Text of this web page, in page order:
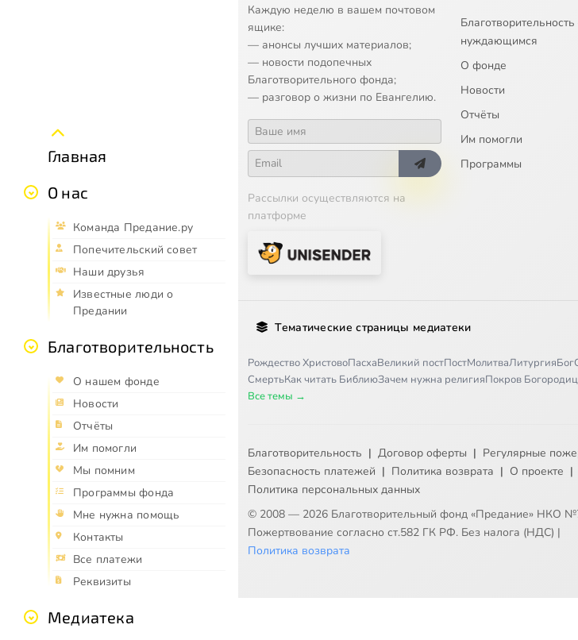
Главная
О нас
Команда Предание.ру
Попечительский совет
Наши друзья
Известные люди о
Предании
Благотворительность
О нашем фонде
Новости
Отчёты
Им помогли
Мы помним
Программы фонда
Мне нужна помощь
Контакты
Все платежи
Реквизиты
Медиатека
Каждую неделю в вашем почтовом
ящике:
— анонсы лучших материалов;
— новости подопечных
Благотворительного фонда;
— разговор о жизни по Евангелию.
Рассылки осуществляются на
платформе
нуждающимся
О фонде
Новости
Отчёты
Им помогли
Программы
Тематические страницы медиатеки
Рождество ХристовоПасхаВеликий постПостМолитваЛитургияБог
СмертьКак читать БиблиюЗачем нужна религияПокров
Все темы →
Благотворительность | Договор оферты | Регулярные
Безопасность платежей | Политика возврата | О проекте |
Политика персональных данных
© 2008 — 2026 Благотворительный фонд «Предание» НКО
Пожертвование согласно ст.582 ГК РФ. Без налога (НДС) |
Политика возврата